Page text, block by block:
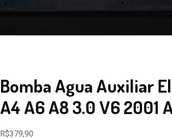
Bomba Agua Auxiliar
A4 A6 A8 3.0 V6 2001
R$379,90